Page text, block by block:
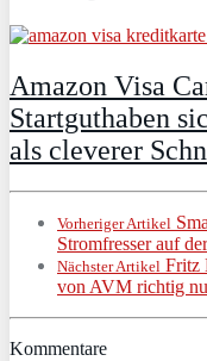
Amazon Visa
Startguthaben
als cleverer
Vorheriger Artikel
Stromfresser auf
Nächster Artikel Fritz
von AVM richtig
Kommentare